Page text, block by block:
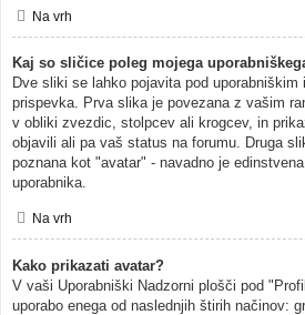
Na vrh
Kaj so sličice poleg mojega
Dve sliki se lahko pojavita pod uporabniškim
prispevka. Prva slika je povezana z vašim
v obliki zvezdic, stolpcev ali krogcev, in
objavili ali pa vaš status na forumu. Druga
poznana kot "avatar" - navadno je
uporabnika.
Na vrh
Kako prikazati avatar?
V vaši Uporabniški Nadzorni plošči pod
uporabo enega od naslednjih štirih načinov: